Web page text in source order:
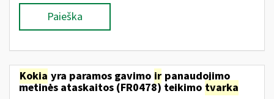
Paieška
Kokia yra paramos gavimo ir panaudojimo
metinės ataskaitos (FR0478) teikimo tvarka